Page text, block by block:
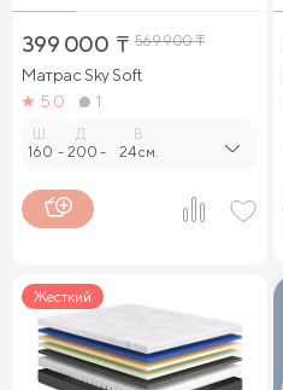
399 000 ₸ 569 900₸
Матрас Sky Soft
5.0
1
Ш.
160 -
Д.
200 -
В.
24 см.
Жесткий